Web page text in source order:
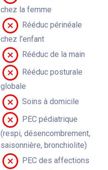
chez la femme
Rééduc périnéale
chez l'enfant
Rééduc de la main
Rééduc posturale
globale
Soins à domicile
PEC pédiatrique
(respi, désencombrement,
saisonnière, bronchiolite)
PEC des affections